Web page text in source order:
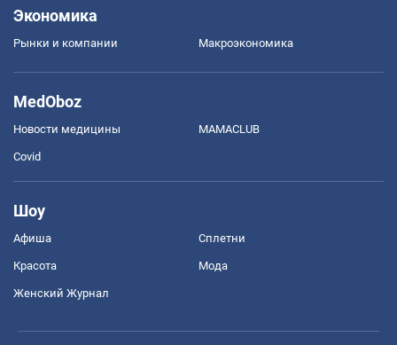
Экономика
Рынки и компании Mакроэкономика
MedOboz
Новости медицины MAMACLUB
Covid
Шоу
Афиша Сплетни
Красота Мода
Женский Журнал